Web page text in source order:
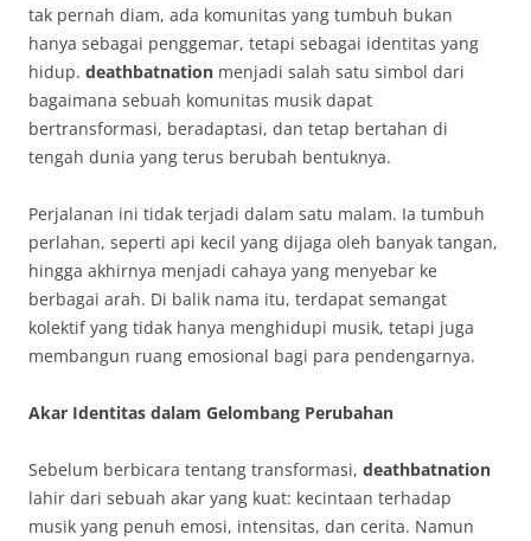
tak pernah diam, ada komunitas yang tumbuh bukan
hanya sebagai penggemar, tetapi sebagai identitas yang
hidup. deathbatnation menjadi salah satu simbol dari
bagaimana sebuah komunitas musik dapat
bertransformasi, beradaptasi, dan tetap bertahan di
tengah dunia yang terus berubah bentuknya.
Perjalanan ini tidak terjadi dalam satu malam. Ia tumbuh
perlahan, seperti api kecil yang dijaga oleh banyak tangan,
hingga akhirnya menjadi cahaya yang menyebar ke
berbagai arah. Di balik nama itu, terdapat semangat
kolektif yang tidak hanya menghidupi musik, tetapi juga
membangun ruang emosional bagi para pendengarnya.
Akar Identitas dalam Gelombang Perubahan
Sebelum berbicara tentang transformasi, deathbatnation
lahir dari sebuah akar yang kuat: kecintaan terhadap
musik yang penuh emosi, intensitas, dan cerita. Namun